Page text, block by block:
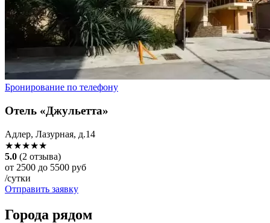
Бронирование по телефону
Отель «Джульетта»
Адлер, Лазурная, д.14
★★★★★
5.0 (2 отзыва)
от 2500 до 5500 руб
/сутки
Отправить заявку
Города рядом